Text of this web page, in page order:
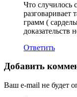
Что случилось
грамм (
доказательств
Ответить
Добавить
Ваш e-mail не будет